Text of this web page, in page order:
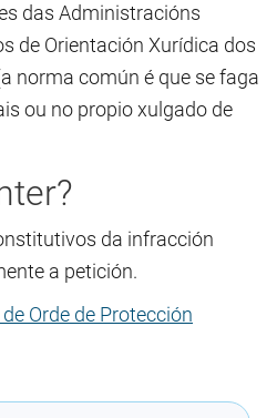
das Administracións
de Orientación Xurídica dos
norma común é que se faga
ou no propio xulgado de
da infracción
a petición.
Orde de Protección